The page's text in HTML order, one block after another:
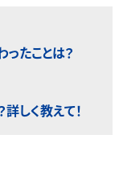
たことは？
しく教えて！